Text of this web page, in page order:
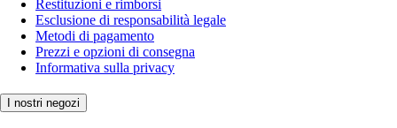
Restituzioni e rimborsi
Esclusione di responsabilità legale
Metodi di pagamento
Prezzi e opzioni di consegna
Informativa sulla privacy
I nostri negozi